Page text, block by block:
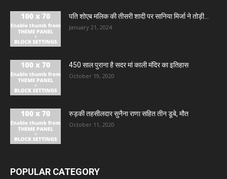
पति शोएब मलिक की तीसरी शादी पर सानिया मिर्जा ने तोड़ी...
January 21, 2024
450 साल पुराना है सदर मां काली मंदिर का इतिहास
October 19, 2020
रुड़की तहसीलदार सुनैना राणा सहित तीन डूबे, मौत
October 11, 2020
POPULAR CATEGORY